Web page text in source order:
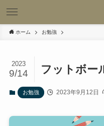
ホーム お勉強
フットボー
2023
9/14
お勉強 2023年9月12日